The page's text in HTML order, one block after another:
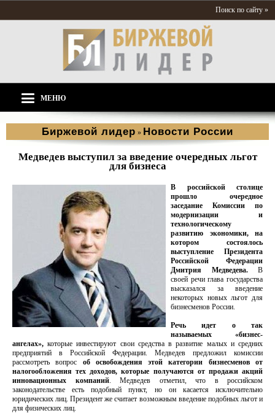
Поиск по сайту »
МЕНЮ
Биржевой лидер » Новости России
Медведев выступил за введение очередных льгот
для бизнеса
В российской столице
прошло очередное
заседание Комиссии по
модернизации и
технологическому
развитию экономики, на
котором состоялось
выступление Президента
Российской Федерации
Дмитрия Медведева. В
своей речи глава государства
высказался за введение
некоторых новых льгот для
бизнесменов России.
Речь идет о так
называемых «бизнес-
ангелах»,которые инвестируют свои средства в развитие малых и средних
предприятий в Российской Федерации. Медведев предложил комиссии
рассмотреть вопрос об освобождения этой категории бизнесменов от
налогообложения тех доходов, которые получаются от продажи акций
инновационных компаний. Медведев отметил, что в российском
законодательстве есть подобный пункт, но он касается исключительно
юридических лиц. Президент же считает возможным введение подобных льгот и
для физических лиц.